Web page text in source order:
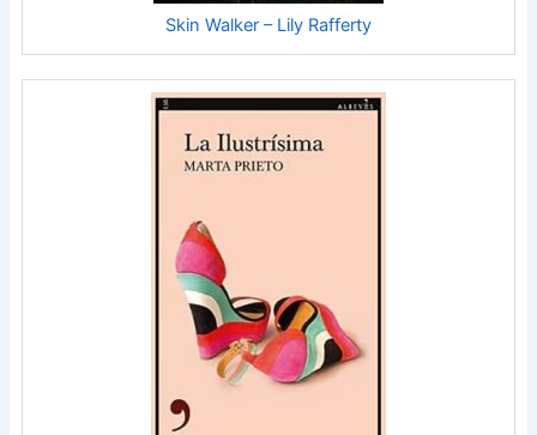
Skin Walker – Lily Rafferty